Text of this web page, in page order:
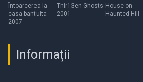
Haunted Hill
Întoarcerea la
casa bantuita
2007
Thir13en Ghosts
2001
House on
Haunted Hill
Informații